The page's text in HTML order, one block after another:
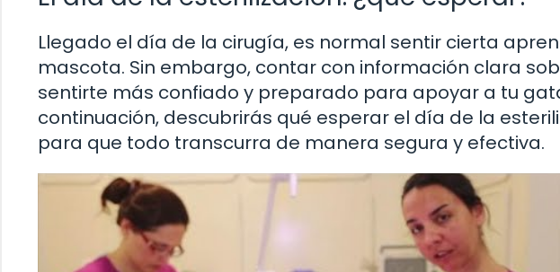
Llegado el día de la cirugía, es normal sentir cierta
mascota. Sin embargo, contar con información clara
sentirte más confiado y preparado para apoyar a tu
continuación, descubrirás qué esperar el día de la
para que todo transcurra de manera segura y efectiva.